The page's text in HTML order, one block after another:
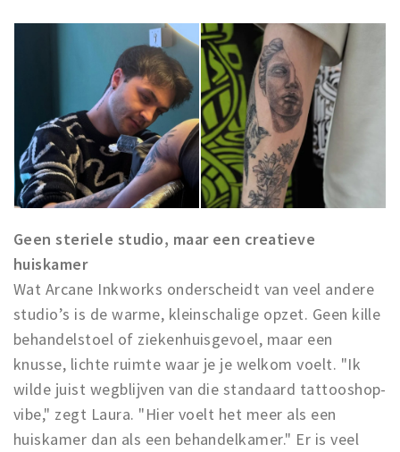
Geen steriele studio, maar een creatieve
huiskamer
Wat Arcane Inkworks onderscheidt van veel andere
studio’s is de warme, kleinschalige opzet. Geen kille
behandelstoel of ziekenhuisgevoel, maar een
knusse, lichte ruimte waar je je welkom voelt. "Ik
wilde juist wegblijven van die standaard tattooshop-
vibe," zegt Laura. "Hier voelt het meer als een
huiskamer dan als een behandelkamer." Er is veel